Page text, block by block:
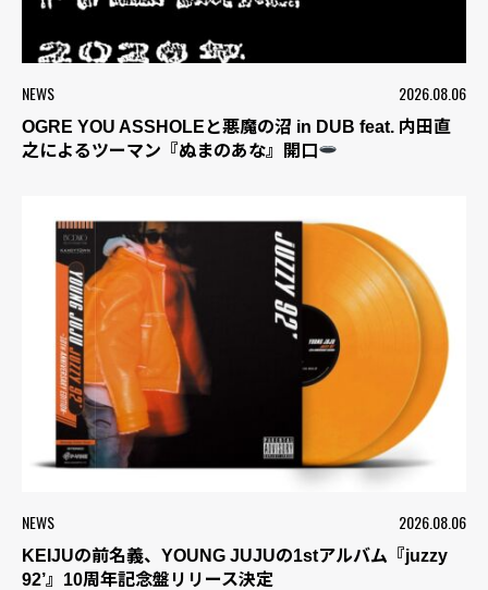
NEWS 2026.08.06
OGRE YOU ASSHOLEと悪魔の沼 in DUB feat. 内田直
之によるツーマン『ぬまのあな』開口
NEWS 2026.08.06
KEIJUの前名義、YOUNG JUJUの1stアルバム『juzzy
92’』10周年記念盤リリース決定